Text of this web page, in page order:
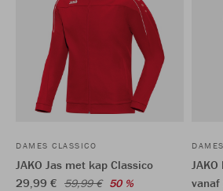
DAMES CLASSICO
JAKO Jas met kap Classico
29,99 € 59,99 € 50 %